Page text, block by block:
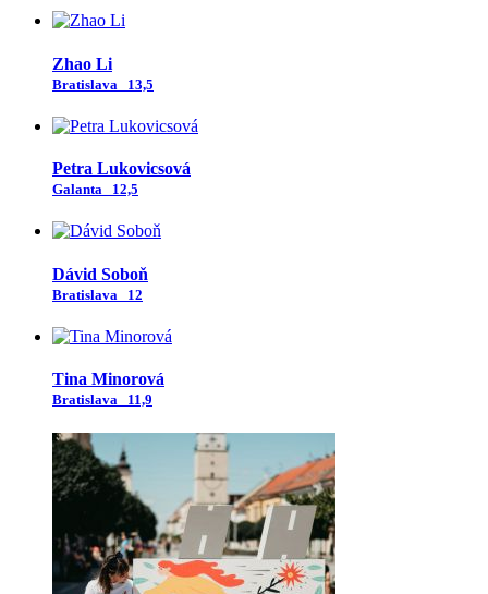
Zhao Li
Bratislava 13,5
Petra Lukovicsová
Galanta 12,5
Dávid Soboň
Bratislava 12
Tina Minorová
Bratislava 11,9